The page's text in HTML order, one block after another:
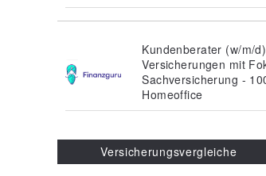
Kundenberater (w/m/d)
Versicherungen mit
Sachversicherung -
Homeoffice
Versicherungsvergleiche